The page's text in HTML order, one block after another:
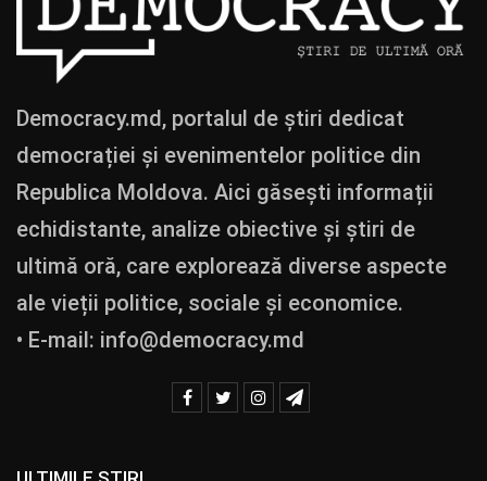
Democracy.md, portalul de știri dedicat
democrației și evenimentelor politice din
Republica Moldova. Aici găsești informații
echidistante, analize obiective și știri de
ultimă oră, care explorează diverse aspecte
ale vieții politice, sociale și economice.
• E-mail: info@democracy.md